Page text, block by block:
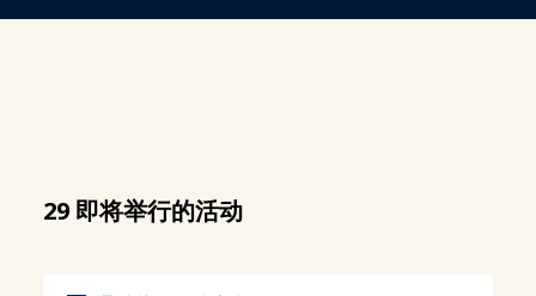
29 即将举行的活动